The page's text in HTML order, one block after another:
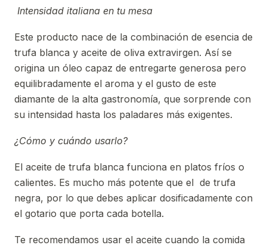
Intensidad italiana en tu mesa
Este producto nace de la combinación de esencia de
trufa blanca y aceite de oliva extravirgen. Así se
origina un óleo capaz de entregarte generosa pero
equilibradamente el aroma y el gusto de este
diamante de la alta gastronomía, que sorprende con
su intensidad hasta los paladares más exigentes.
¿Cómo y cuándo usarlo?
El aceite de trufa blanca funciona en platos fríos o
calientes. Es mucho más potente que el de trufa
negra, por lo que debes aplicar dosificadamente con
el gotario que porta cada botella.
Te recomendamos usar el aceite cuando la comida